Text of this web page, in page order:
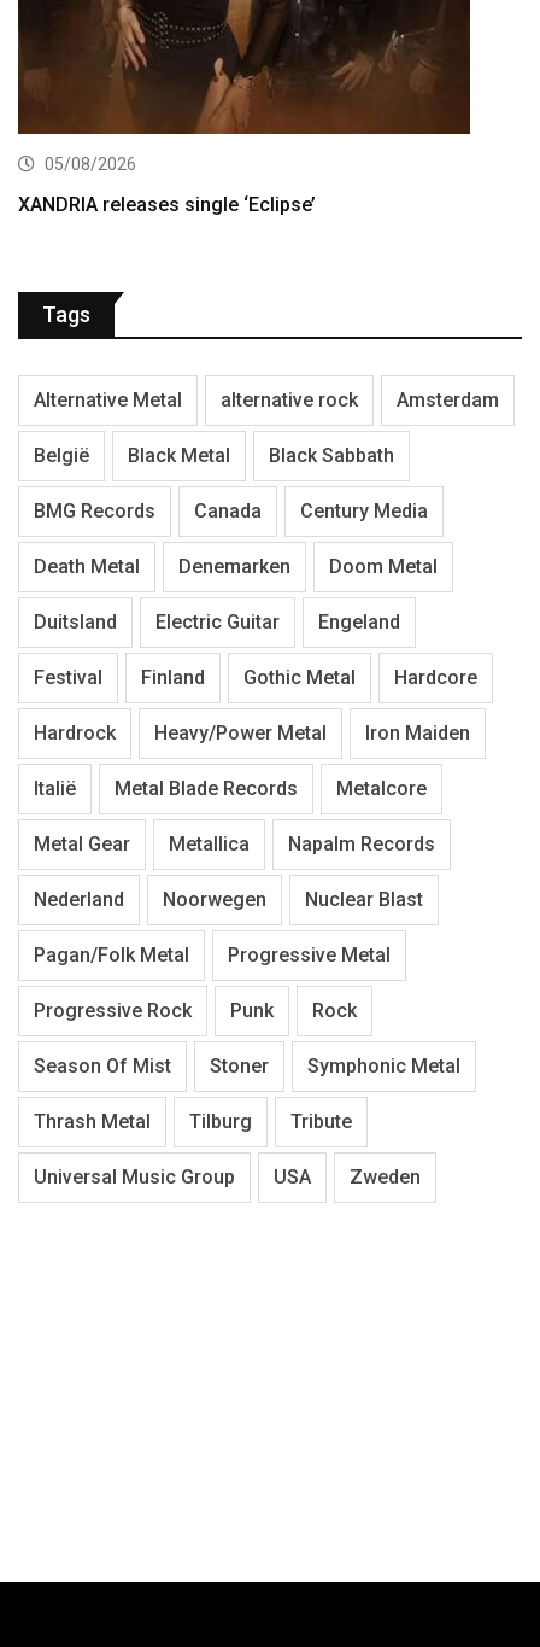
05/08/2026
XANDRIA releases single ‘Eclipse’
Tags
Alternative Metal alternative rock Amsterdam
België Black Metal Black Sabbath
BMG Records Canada Century Media
Death Metal Denemarken Doom Metal
Duitsland Electric Guitar Engeland
Festival Finland Gothic Metal Hardcore
Hardrock Heavy/Power Metal Iron Maiden
Italië Metal Blade Records Metalcore
Metal Gear Metallica Napalm Records
Nederland Noorwegen Nuclear Blast
Pagan/Folk Metal Progressive Metal
Progressive Rock Punk Rock
Season Of Mist Stoner Symphonic Metal
Thrash Metal Tilburg Tribute
Universal Music Group USA Zweden